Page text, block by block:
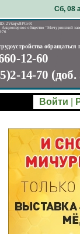
Сб, 08
Войти